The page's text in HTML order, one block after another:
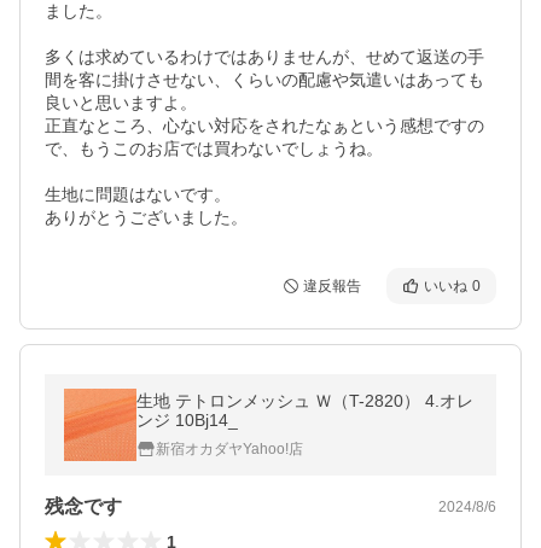
ました。
多くは求めているわけではありませんが、せめて返送の手
間を客に掛けさせない、くらいの配慮や気遣いはあっても
良いと思いますよ。
正直なところ、心ない対応をされたなぁという感想ですの
で、もうこのお店では買わないでしょうね。
生地に問題はないです。
ありがとうございました。
違反報告 いいね 0
生地 テトロンメッシュ Ｗ（T-2820） 4.オレ
ンジ 10Bj14_
新宿オカダヤYahoo!店
残念です 2024/8/6
1